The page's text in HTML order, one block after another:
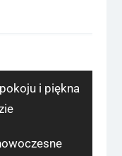
i piękna